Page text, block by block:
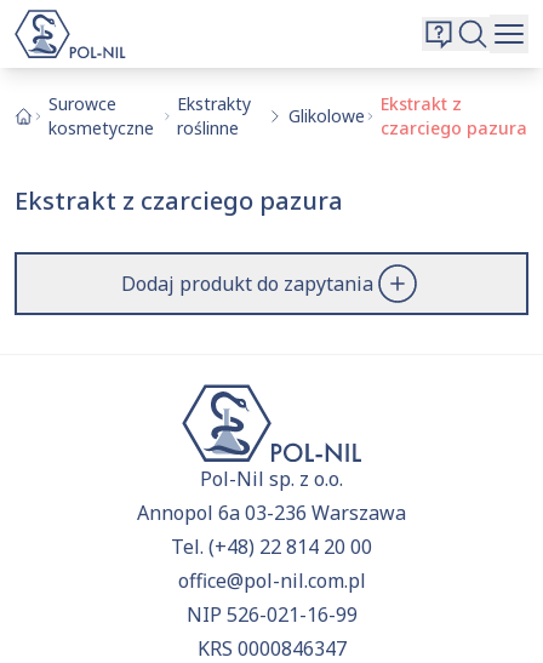
O nas
Kontakt
Surowce
kosmetyczne
Ekstrakty
roślinne
Glikolowe
Ekstrakt z
czarciego pazura
Ekstrakt z czarciego pazura
Dodaj produkt do zapytania
Pol-Nil sp. z o.o.
Annopol 6a 03-236 Warszawa
Tel. (+48) 22 814 20 00
office@pol-nil.com.pl
NIP 526-021-16-99
KRS 0000846347
Wybrane surowce i substancje
Aktualnie niczego nie dodałeś do zapytania.
Wyszukiwarka
Szukaj